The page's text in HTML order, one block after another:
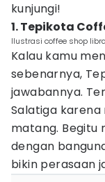
kunjungi!
1. Tepikota
Ilustrasi coffee shop
Kalau kamu
sebenarnya,
jawabannya.
Salatiga
matang. Begitu
dengan
bikin perasaan